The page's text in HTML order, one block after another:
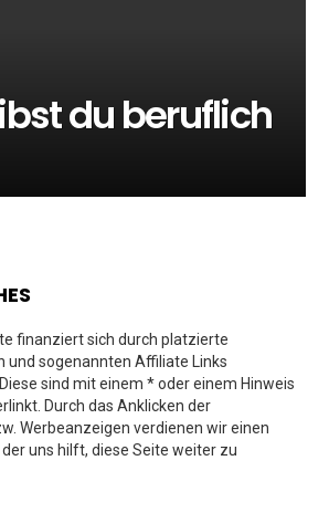
du beruflich
finanziert sich durch platzierte
und sogenannten Affiliate Links
sind mit einem * oder einem Hinweis
Durch das Anklicken der
Werbeanzeigen verdienen wir einen
uns hilft, diese Seite weiter zu